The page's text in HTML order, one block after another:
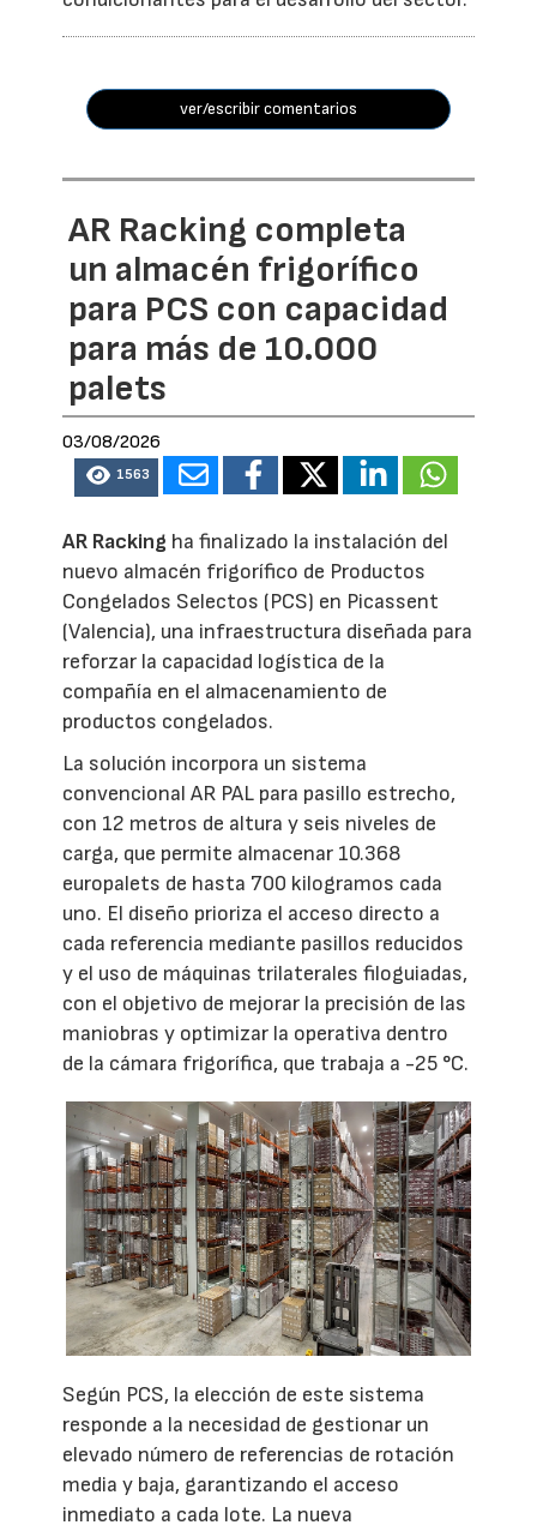
ver/escribir comentarios
AR Racking completa
un almacén frigorífico
para PCS con capacidad
para más de 10.000
palets
03/08/2026
1563
AR Racking ha finalizado la instalación del
nuevo almacén frigorífico de Productos
Congelados Selectos (PCS) en Picassent
(Valencia), una infraestructura diseñada para
reforzar la capacidad logística de la
compañía en el almacenamiento de
productos congelados.
La solución incorpora un sistema
convencional AR PAL para pasillo estrecho,
con 12 metros de altura y seis niveles de
carga, que permite almacenar 10.368
europalets de hasta 700 kilogramos cada
uno. El diseño prioriza el acceso directo a
cada referencia mediante pasillos reducidos
y el uso de máquinas trilaterales filoguiadas,
con el objetivo de mejorar la precisión de las
maniobras y optimizar la operativa dentro
de la cámara frigorífica, que trabaja a -25 °C.
Según PCS, la elección de este sistema
responde a la necesidad de gestionar un
elevado número de referencias de rotación
media y baja, garantizando el acceso
inmediato a cada lote. La nueva